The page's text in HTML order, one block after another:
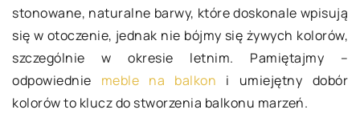
stonowane, naturalne barwy, które doskonale wpisują
się w otoczenie, jednak nie bójmy się żywych kolorów,
szczególnie w okresie letnim. Pamiętajmy –
odpowiednie meble na balkon i umiejętny dobór
kolorów to klucz do stworzenia balkonu marzeń.